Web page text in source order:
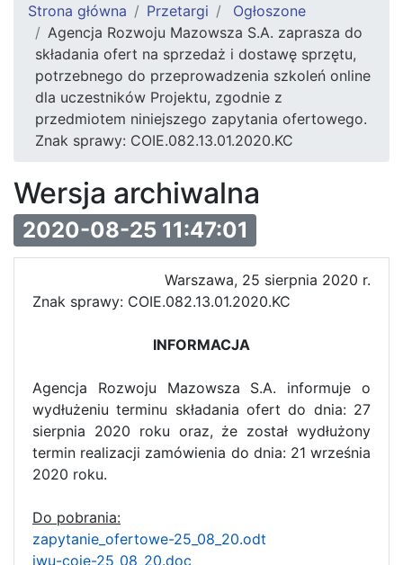
Strona główna Przetargi
Ogłoszone
Agencja Rozwoju Mazowsza S.A. zaprasza do
składania ofert na sprzedaż i dostawę sprzętu,
potrzebnego do przeprowadzenia szkoleń online
dla uczestników Projektu, zgodnie z
przedmiotem niniejszego zapytania ofertowego.
Znak sprawy: COIE.082.13.01.2020.KC
Wersja archiwalna
2020-08-25 11:47:01
Warszawa, 25 sierpnia 2020 r.
Znak sprawy: COIE.082.13.01.2020.KC
INFORMACJA
Agencja Rozwoju Mazowsza S.A. informuje o
wydłużeniu terminu składania ofert do dnia: 27
sierpnia 2020 roku oraz, że został wydłużony
termin realizacji zamówienia do dnia: 21 września
2020 roku.
Do pobrania:
zapytanie_ofertowe-25_08_20.odt
iwu-coie-25_08_20.doc